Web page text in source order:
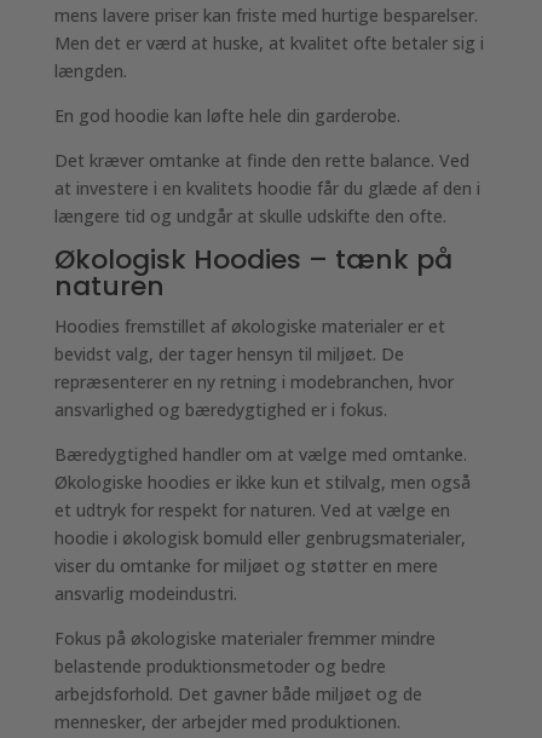
mens lavere priser kan friste med hurtige besparelser.
Men det er værd at huske, at kvalitet ofte betaler sig i
længden.
En god hoodie kan løfte hele din garderobe.
Det kræver omtanke at finde den rette balance. Ved
at investere i en kvalitets hoodie får du glæde af den i
længere tid og undgår at skulle udskifte den ofte.
Økologisk Hoodies – tænk på
naturen
Hoodies fremstillet af økologiske materialer er et
bevidst valg, der tager hensyn til miljøet. De
repræsenterer en ny retning i modebranchen, hvor
ansvarlighed og bæredygtighed er i fokus.
Bæredygtighed handler om at vælge med omtanke.
Økologiske hoodies er ikke kun et stilvalg, men også
et udtryk for respekt for naturen. Ved at vælge en
hoodie i økologisk bomuld eller genbrugsmaterialer,
viser du omtanke for miljøet og støtter en mere
ansvarlig modeindustri.
Fokus på økologiske materialer fremmer mindre
belastende produktionsmetoder og bedre
arbejdsforhold. Det gavner både miljøet og de
mennesker, der arbejder med produktionen.